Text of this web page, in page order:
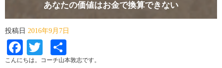
あなたの価値はお金で換算できない
投稿日 2016年9月7日
Facebook
Twitter
有
こんにちは。コーチ山本敦志です。